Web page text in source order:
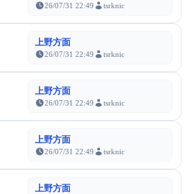
26/07/31 22:49 tsrknic
上野方面
26/07/31 22:49 tsrknic
上野方面
26/07/31 22:49 tsrknic
上野方面
26/07/31 22:49 tsrknic
上野方面